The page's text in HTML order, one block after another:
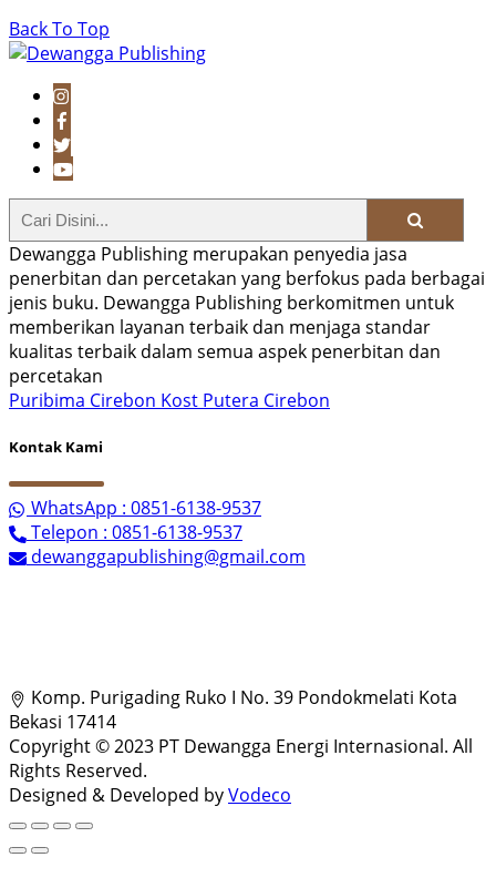
Back To Top
Dewangga Publishing merupakan penyedia jasa
penerbitan dan percetakan yang berfokus pada berbagai
jenis buku. Dewangga Publishing berkomitmen untuk
memberikan layanan terbaik dan menjaga standar
kualitas terbaik dalam semua aspek penerbitan dan
percetakan
Puribima Cirebon Kost Putera Cirebon
Kontak Kami
WhatsApp : 0851-6138-9537
Telepon : 0851-6138-9537
dewanggapublishing@gmail.com
Komp. Purigading Ruko I No. 39 Pondokmelati Kota
Bekasi 17414
Copyright © 2023 PT Dewangga Energi Internasional. All
Rights Reserved.
Designed & Developed byVodeco